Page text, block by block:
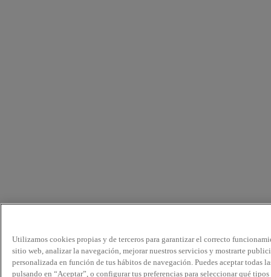
Utilizamos cookies propias y de terceros para garantizar el correcto
sitio web, analizar la navegación, mejorar nuestros servicios y mostrarte
personalizada en función de tus hábitos de navegación. Puedes aceptar todas
pulsando en “Aceptar”, o configurar tus preferencias para seleccionar qué tipos